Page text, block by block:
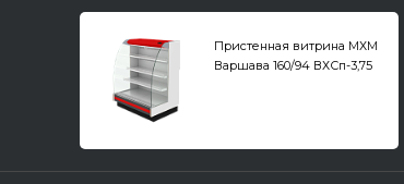
Пристенная витрина МХМ
Варшава 160/94 ВХСп-3,75